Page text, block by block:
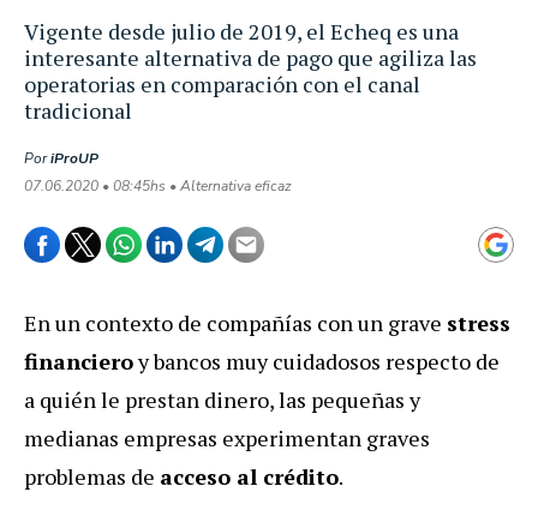
Vigente desde julio de 2019, el Echeq es una
interesante alternativa de pago que agiliza las
operatorias en comparación con el canal
tradicional
PoriProUP
07.06.2020 • 08:45hs • Alternativa eficaz
En un contexto de compañías con un grave stress
financieroy bancos muy cuidadosos respecto de
a quién le prestan dinero, las pequeñas y
medianas empresas experimentan graves
problemas de acceso al crédito.